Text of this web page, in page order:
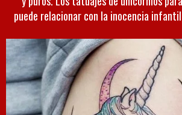
puede relacionar con la inocencia